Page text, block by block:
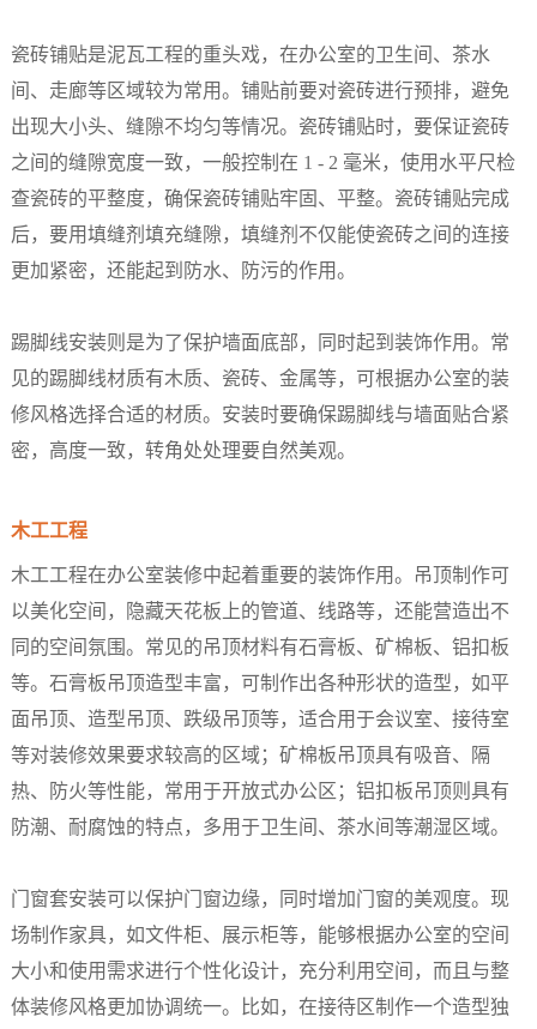
瓷砖铺贴是泥瓦工程的重头戏，在办公室的卫生间、茶水
间、走廊等区域较为常用。铺贴前要对瓷砖进行预排，避免
出现大小头、缝隙不均匀等情况。瓷砖铺贴时，要保证瓷砖
之间的缝隙宽度一致，一般控制在 1 - 2 毫米，使用水平尺检
查瓷砖的平整度，确保瓷砖铺贴牢固、平整。瓷砖铺贴完成
后，要用填缝剂填充缝隙，填缝剂不仅能使瓷砖之间的连接
更加紧密，还能起到防水、防污的作用。​
踢脚线安装则是为了保护墙面底部，同时起到装饰作用。常
见的踢脚线材质有木质、瓷砖、金属等，可根据办公室的装
修风格选择合适的材质。安装时要确保踢脚线与墙面贴合紧
密，高度一致，转角处处理要自然美观。​
木工工程​
木工工程在办公室装修中起着重要的装饰作用。吊顶制作可
以美化空间，隐藏天花板上的管道、线路等，还能营造出不
同的空间氛围。常见的吊顶材料有石膏板、矿棉板、铝扣板
等。石膏板吊顶造型丰富，可制作出各种形状的造型，如平
面吊顶、造型吊顶、跌级吊顶等，适合用于会议室、接待室
等对装修效果要求较高的区域；矿棉板吊顶具有吸音、隔
热、防火等性能，常用于开放式办公区；铝扣板吊顶则具有
防潮、耐腐蚀的特点，多用于卫生间、茶水间等潮湿区域。​
门窗套安装可以保护门窗边缘，同时增加门窗的美观度。现
场制作家具，如文件柜、展示柜等，能够根据办公室的空间
大小和使用需求进行个性化设计，充分利用空间，而且与整
体装修风格更加协调统一。比如，在接待区制作一个造型独